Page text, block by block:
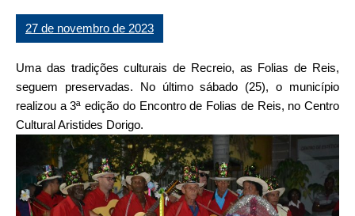
27 de novembro de 2023
Uma das tradições culturais de Recreio, as Folias de Reis,
seguem preservadas. No último sábado (25), o município
realizou a 3ª edição do Encontro de Folias de Reis, no Centro
Cultural Aristides Dorigo.